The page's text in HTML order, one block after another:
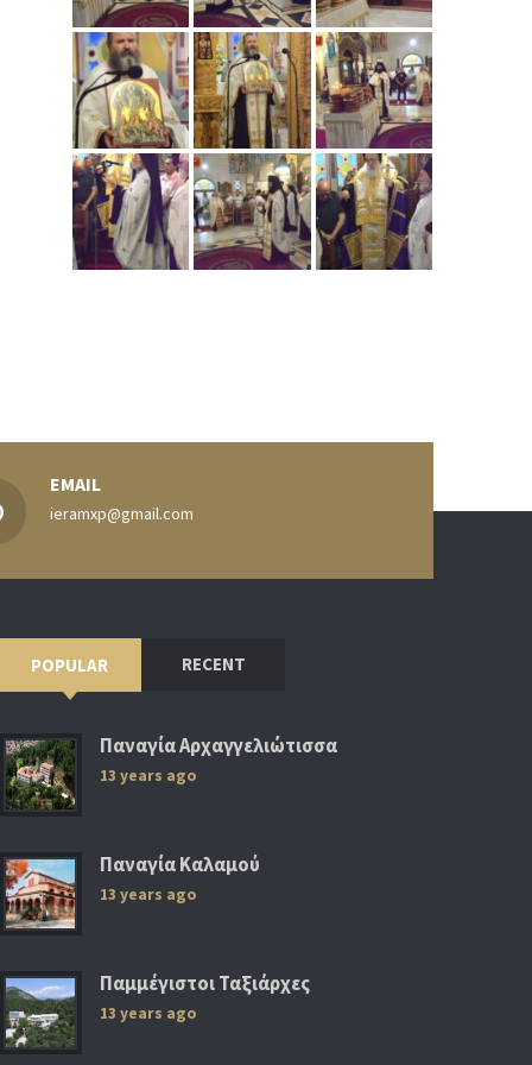
EMAIL
ieramxp@gmail.com
POPULAR RECENT
Παναγία Αρχαγγελιώτισσα
13 years ago
Παναγία Καλαμού
13 years ago
Παμμέγιστοι Ταξιάρχες
13 years ago